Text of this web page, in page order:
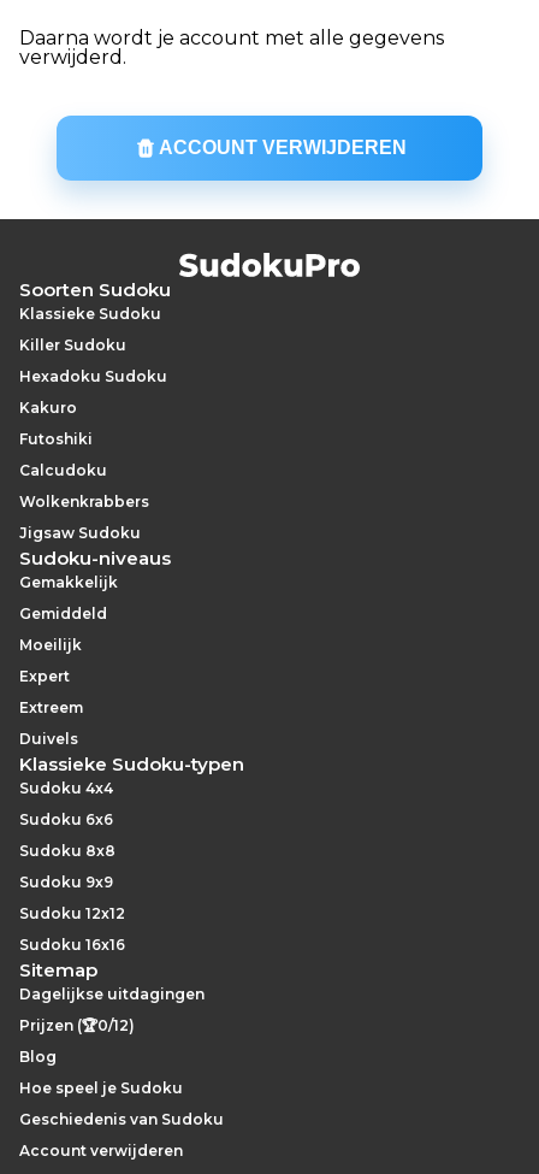
Daarna wordt je account met alle gegevens
verwijderd.
ACCOUNT VERWIJDEREN
Soorten Sudoku
Klassieke Sudoku
Killer Sudoku
Hexadoku Sudoku
Kakuro
Futoshiki
Calcudoku
Wolkenkrabbers
Jigsaw Sudoku
Sudoku-niveaus
Gemakkelijk
Gemiddeld
Moeilijk
Expert
Extreem
Duivels
Klassieke Sudoku-typen
Sudoku 4x4
Sudoku 6x6
Sudoku 8x8
Sudoku 9x9
Sudoku 12x12
Sudoku 16x16
Sitemap
Dagelijkse uitdagingen
Prijzen (🏆0/12)
Blog
Hoe speel je Sudoku
Geschiedenis van Sudoku
Account verwijderen